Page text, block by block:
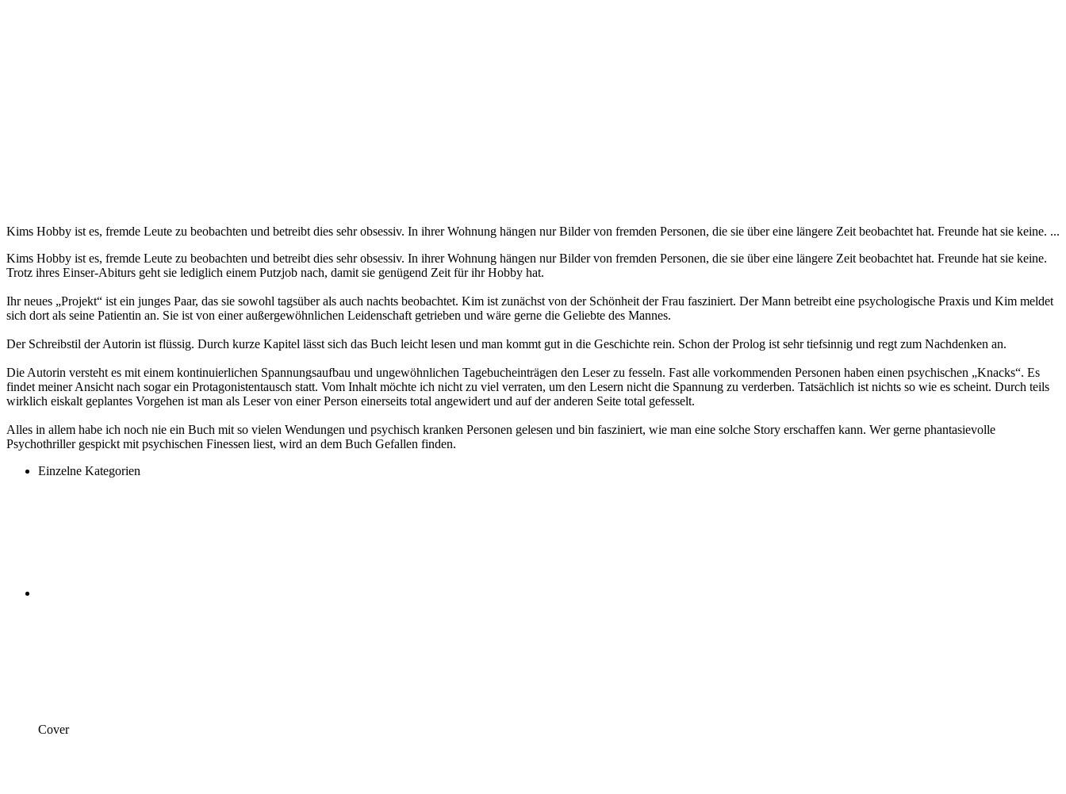
Kims Hobby ist es, fremde Leute zu beobachten und betreibt dies sehr obsessiv. In ihrer Wohnung hängen nur Bilder von fremden Personen, die sie über eine längere Zeit beobachtet hat. Freunde hat sie keine. ...
Kims Hobby ist es, fremde Leute zu beobachten und betreibt dies sehr obsessiv. In ihrer Wohnung hängen nur Bilder von fremden Personen, die sie über eine längere Zeit beobachtet hat. Freunde hat sie keine.
Trotz ihres Einser-Abiturs geht sie lediglich einem Putzjob nach, damit sie genügend Zeit für ihr Hobby hat.
Ihr neues „Projekt“ ist ein junges Paar, das sie sowohl tagsüber als auch nachts beobachtet. Kim ist zunächst von der Schönheit der Frau fasziniert. Der Mann betreibt eine psychologische Praxis und Kim meldet
sich dort als seine Patientin an. Sie ist von einer außergewöhnlichen Leidenschaft getrieben und wäre gerne die Geliebte des Mannes.
Der Schreibstil der Autorin ist flüssig. Durch kurze Kapitel lässt sich das Buch leicht lesen und man kommt gut in die Geschichte rein. Schon der Prolog ist sehr tiefsinnig und regt zum Nachdenken an.
Die Autorin versteht es mit einem kontinuierlichen Spannungsaufbau und ungewöhnlichen Tagebucheinträgen den Leser zu fesseln. Fast alle vorkommenden Personen haben einen psychischen „Knacks“. Es
findet meiner Ansicht nach sogar ein Protagonistentausch statt. Vom Inhalt möchte ich nicht zu viel verraten, um den Lesern nicht die Spannung zu verderben. Tatsächlich ist nichts so wie es scheint. Durch teils
wirklich eiskalt geplantes Vorgehen ist man als Leser von einer Person einerseits total angewidert und auf der anderen Seite total gefesselt.
Alles in allem habe ich noch nie ein Buch mit so vielen Wendungen und psychisch kranken Personen gelesen und bin fasziniert, wie man eine solche Story erschaffen kann. Wer gerne phantasievolle
Psychothriller gespickt mit psychischen Finessen liest, wird an dem Buch Gefallen finden.
Einzelne Kategorien
Cover